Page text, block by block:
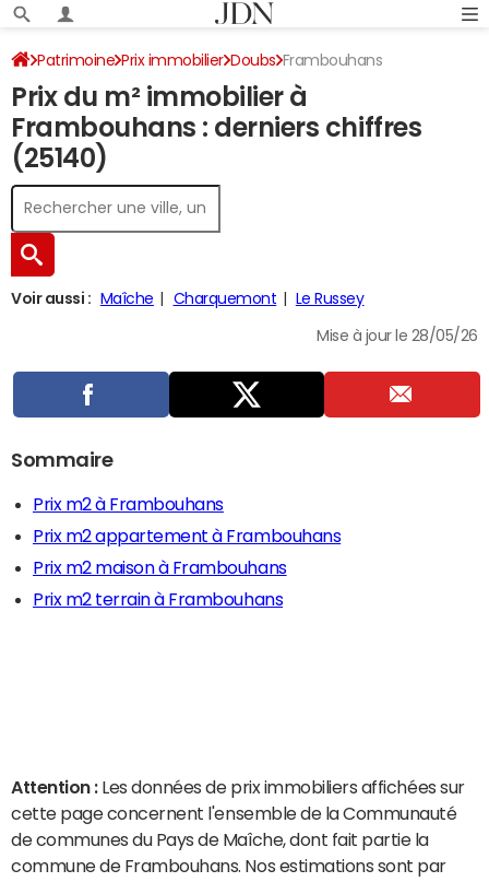
Patrimoine Prix immobilier Doubs Frambouhans
Prix du m² immobilier à
Frambouhans : derniers chiffres
(25140)
Voir aussi : Maîche Charquemont Le Russey
Mise à jour le 28/05/26
Sommaire
Prix m2 à Frambouhans
Prix m2 appartement à Frambouhans
Prix m2 maison à Frambouhans
Prix m2 terrain à Frambouhans
Attention : Les données de prix immobiliers affichées sur
cette page concernent l'ensemble de la Communauté
de communes du Pays de Maîche, dont fait partie la
commune de Frambouhans. Nos estimations sont par